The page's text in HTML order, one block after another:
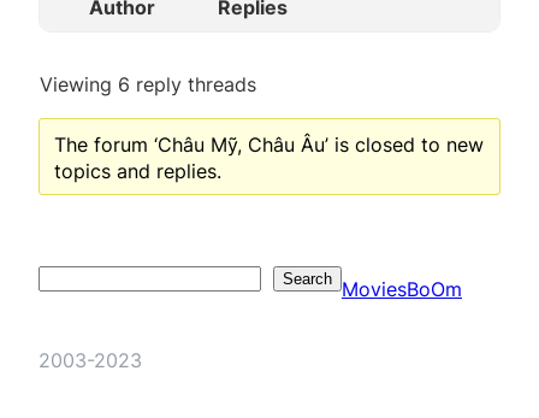
Author Replies
Viewing 6 reply threads
The forum ‘Châu Mỹ, Châu Âu’ is closed to new
topics and replies.
Search MoviesBoOm
2003-2023